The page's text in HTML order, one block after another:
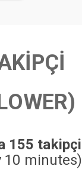
155 takipçi
10 minutes)